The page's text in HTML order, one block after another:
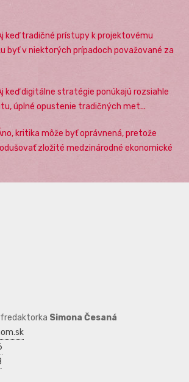
keď tradičné prístupy k projektovému
byť v niektorých prípadoch považované za
keď digitálne stratégie ponúkajú rozsiahle
úplné opustenie tradičných met...
kritika môže byť oprávnená, pretože
zložité medzinárodné ekonomické
Simona Česaná